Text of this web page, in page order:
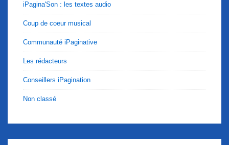
iPagina'Son : les textes audio
Coup de coeur musical
Communauté iPaginative
Les rédacteurs
Conseillers iPagination
Non classé